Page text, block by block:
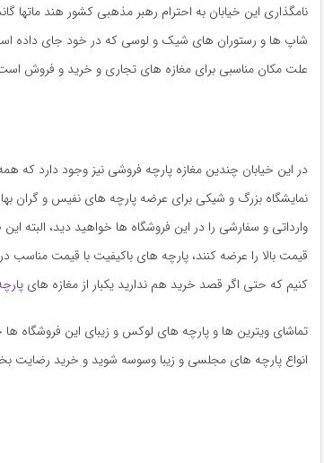
نامگذاری این خیابان به احترام رهبر مذهبی کشور هند ماتها
شاپ ها و رستوران های شیک و لوسی که در خود جای داده
علت مکان مناسبی برای مغازه های تجاری و خرید و فروش
در این خیابان چندین مغازه پارچه فروشی نیز وجود دارد که
نمایشگاه بزرگ و شیکی برای عرضه پارچه های نفیس و گران
وارداتی و سفارشی را در این فروشگاه ها خواهید دید، البته
قیمت بالا را عرضه کنند، پارچه های باکیفیت با قیمت مناسب
کنیم که حتی اگر قصد خرید هم ندارید یکبار از مغازه های
تماشای ویترین ها و پارچه های لوکس و زیبای این فروشگاه
انواع پارچه های مجلسی و زیبا وسوسه شوید و خرید رضایت